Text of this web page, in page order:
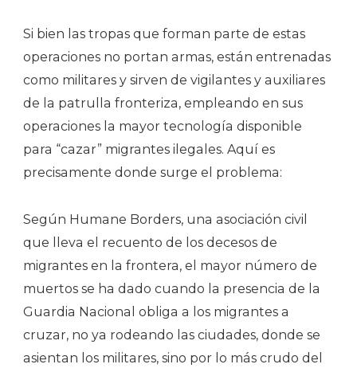
Si bien las tropas que forman parte de estas
operaciones no portan armas, están entrenadas
como militares y sirven de vigilantes y auxiliares
de la patrulla fronteriza, empleando en sus
operaciones la mayor tecnología disponible
para “cazar” migrantes ilegales. Aquí es
precisamente donde surge el problema:
Según Humane Borders, una asociación civil
que lleva el recuento de los decesos de
migrantes en la frontera, el mayor número de
muertos se ha dado cuando la presencia de la
Guardia Nacional obliga a los migrantes a
cruzar, no ya rodeando las ciudades, donde se
asientan los militares, sino por lo más crudo del